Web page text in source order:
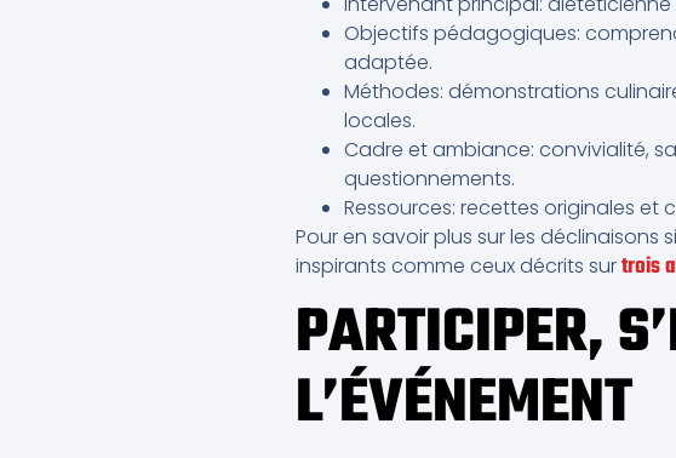
Objectifs pédagogiques:
adaptée.
Méthodes: démonstrations
locales.
Cadre et ambiance: convivialité,
questionnements.
Ressources: recettes originales et
Pour en savoir plus sur les déclinaisons
inspirants comme ceux décrits surtrois
PARTICIPER,
L’ÉVÉNEMENT